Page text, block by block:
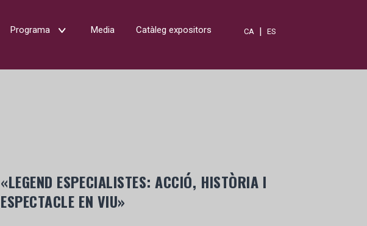
Programa Media Catàleg expositors CA |ES
«LEGEND ESPECIALISTES: ACCIÓ, HISTÒRIA I
ESPECTACLE EN VIU»